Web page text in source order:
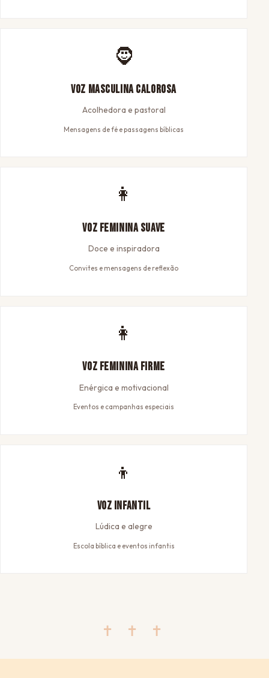
🧔
Voz Masculina Calorosa
Acolhedora e pastoral
Mensagens de fé e passagens bíblicas
👩
Voz Feminina Suave
Doce e inspiradora
Convites e mensagens de reflexão
👩
Voz Feminina Firme
Enérgica e motivacional
Eventos e campanhas especiais
👦
Voz Infantil
Lúdica e alegre
Escola bíblica e eventos infantis
✝ ✝ ✝